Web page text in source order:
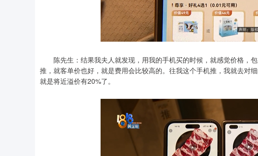
陈先生：结果我夫人就发现，用我的手机买的时候，就感觉价格，
推，就客单价也好，就是费用会比较高的。往我这个手机推，我就去对
就是将近溢价有20%了。